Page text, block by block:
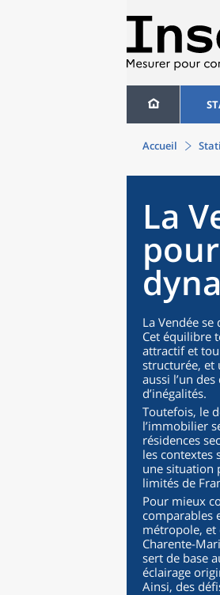
Accueil
La
La Vendée
Cet équilibre
attractif et
structurée, et
aussi l’un
d’inégalités.
Toutefois, le
l’immobilier
résidences
les contextes
une situation
limités de
Pour mieux
comparables
métropole, et
Charente-
sert de base
éclairage
Ainsi, des